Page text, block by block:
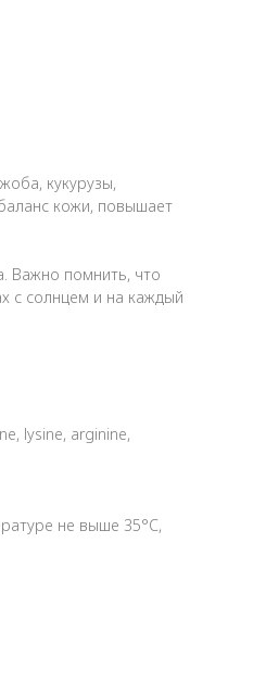
кукурузы,
кожи, повышает
Важно помнить, что
с солнцем и на каждый
lysine, arginine,
не выше 35°С,